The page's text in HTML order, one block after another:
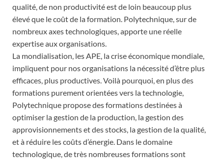
qualité, de non productivité est de loin beaucoup plus
élevé que le coût de la formation. Polytechnique, sur de
nombreux axes technologiques, apporte une réelle
expertise aux organisations.
La mondialisation, les APE, la crise économique mondiale,
impliquent pour nos organisations la nécessité d’être plus
efficaces, plus productives. Voilà pourquoi, en plus des
formations purement orientées vers la technologie,
Polytechnique propose des formations destinées à
optimiser la gestion de la production, la gestion des
approvisionnements et des stocks, la gestion de la qualité,
et à réduire les coûts d’énergie. Dans le domaine
technologique, de très nombreuses formations sont